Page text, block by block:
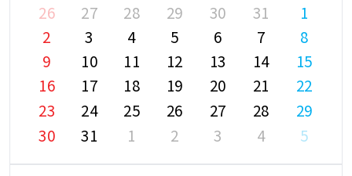
26
27 28 29 30 31
1
2
3 4 5 6 7
8
9
10 11 12 13 14
15
16
17 18 19 20 21
22
23
24 25 26 27 28
29
30
31 1 2 3 4 5